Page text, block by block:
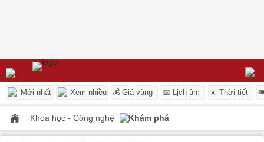
Mới nhất Xem nhiều 💰 Giá vàng 📅 Lịch âm ☀️ Thời tiết
Khoa học - Công nghệ Khám phá